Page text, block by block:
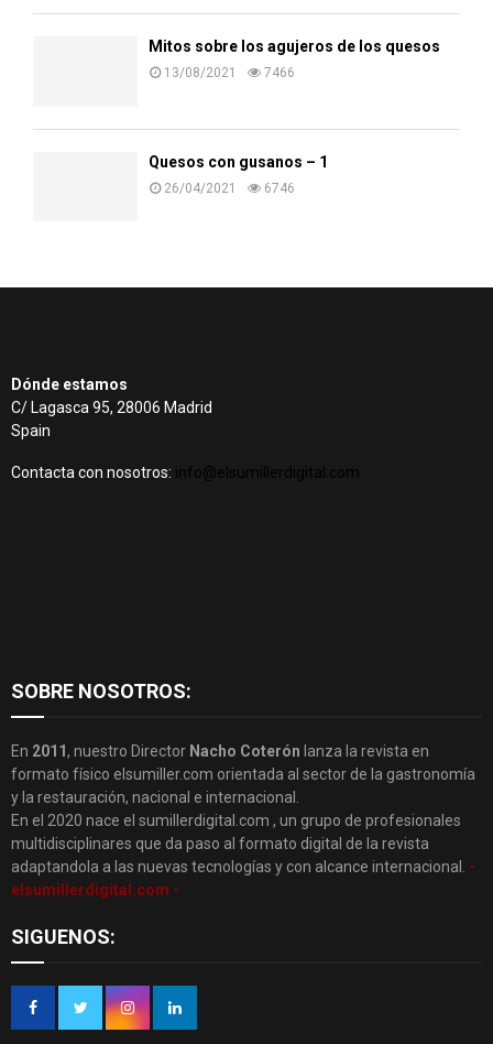
Mitos sobre los agujeros de los quesos
13/08/2021 7466
Quesos con gusanos – 1
26/04/2021 6746
Dónde estamos
C/ Lagasca 95, 28006 Madrid
Spain
Contacta con nosotros: info@elsumillerdigital.com
SOBRE NOSOTROS:
En 2011, nuestro Director Nacho Coterón lanza la revista en
formato físico elsumiller.com orientada al sector de la gastronomía
y la restauración, nacional e internacional.
En el 2020 nace el sumillerdigital.com , un grupo de profesionales
multidisciplinares que da paso al formato digital de la revista
adaptandola a las nuevas tecnologías y con alcance internacional.
-
elsumillerdigital.com -
SIGUENOS: